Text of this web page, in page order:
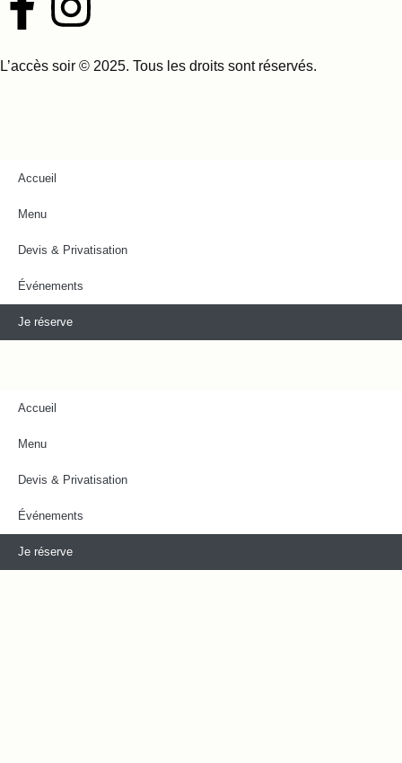
L’accès soir © 2025. Tous les droits sont réservés.
Accueil
Menu
Devis & Privatisation
Événements
Je réserve
Accueil
Menu
Devis & Privatisation
Événements
Je réserve